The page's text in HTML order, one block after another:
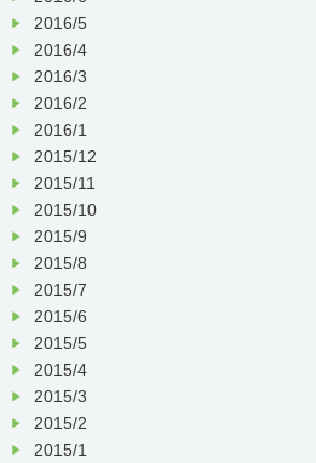
2016/5
2016/4
2016/3
2016/2
2016/1
2015/12
2015/11
2015/10
2015/9
2015/8
2015/7
2015/6
2015/5
2015/4
2015/3
2015/2
2015/1